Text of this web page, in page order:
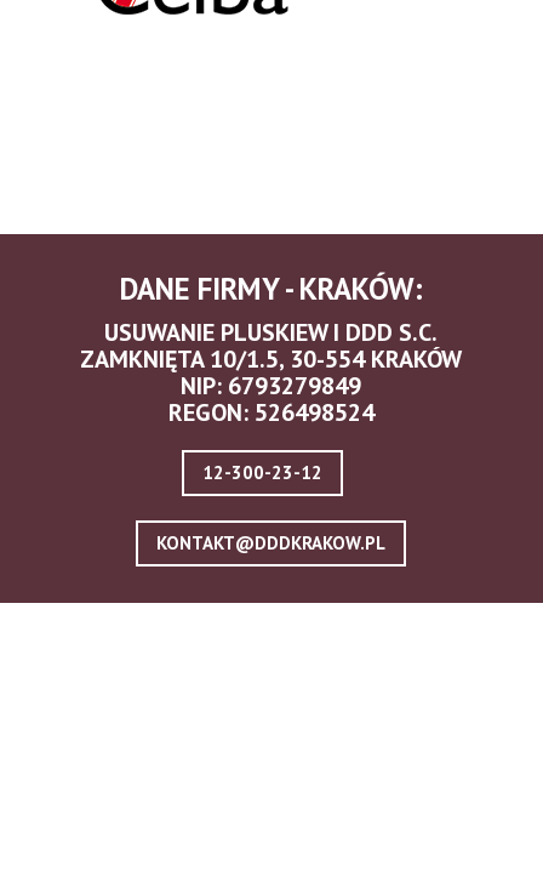
DANE FIRMY - KRAKÓW:
USUWANIE PLUSKIEW I DDD S.C.
ZAMKNIĘTA 10/1.5, 30-554 KRAKÓW
NIP: 6793279849
REGON: 526498524
12-300-23-12
KONTAKT@DDDKRAKOW.PL